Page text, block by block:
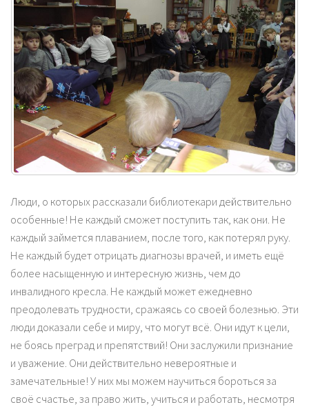
Люди, о которых рассказали библиотекари действительно
особенные! Не каждый сможет поступить так, как они. Не
каждый займется плаванием, после того, как потерял руку.
Не каждый будет отрицать диагнозы врачей, и иметь ещё
более насыщенную и интересную жизнь, чем до
инвалидного кресла. Не каждый может ежедневно
преодолевать трудности, сражаясь со своей болезнью. Эти
люди доказали себе и миру, что могут всё. Они идут к цели,
не боясь преград и препятствий! Они заслужили признание
и уважение. Они действительно невероятные и
замечательные! У них мы можем научиться бороться за
своё счастье, за право жить, учиться и работать, несмотря